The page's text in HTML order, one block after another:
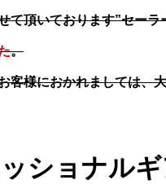
て頂いております”セー
。
客様におかれましては、
ショナル